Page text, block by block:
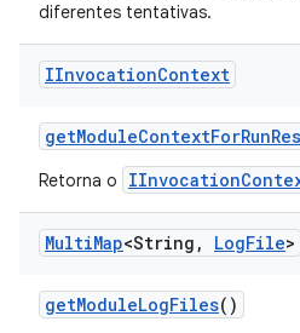
diferentes tentativas.
IInvocationContext
getModuleContextForRun
Retorna o
MultiMap<String , LogFile>
getModuleLogFiles()